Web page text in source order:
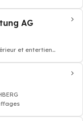
AG
et entertien